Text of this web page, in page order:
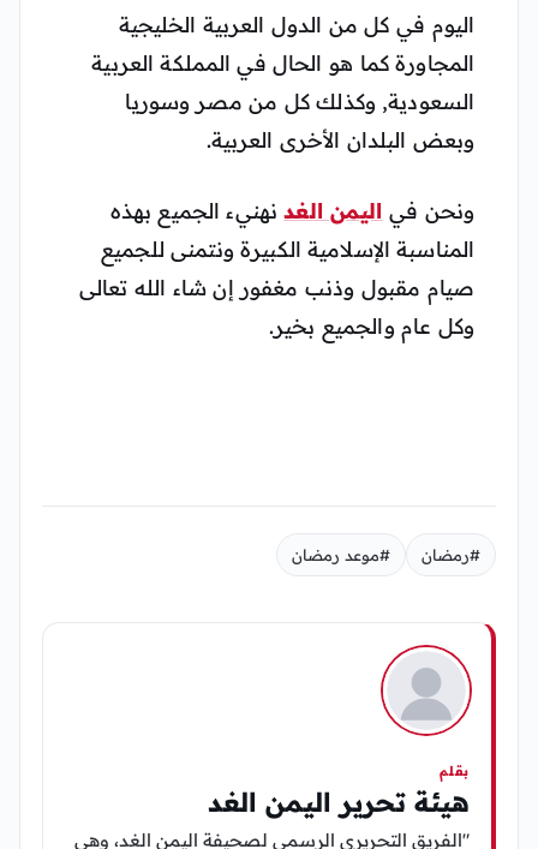
اليوم في كل من الدول العربية الخليجية
المجاورة كما هو الحال في المملكة العربية
السعودية, وكذلك كل من مصر وسوريا
وبعض البلدان الأخرى العربية.
ونحن في اليمن الغدنهنيء الجميع بهذه
المناسبة الإسلامية الكبيرة ونتمنى للجميع
صيام مقبول وذنب مغفور إن شاء الله تعالى
وكل عام والجميع بخير.
#رمضان #موعد رمضان
بقلم
هيئة تحرير اليمن الغد
"الفريق التحريري الرسمي لصحيفة اليمن الغد، وهي